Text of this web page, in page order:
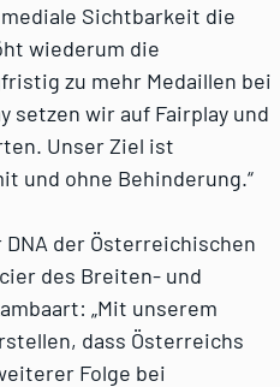
Sichtbarkeit die
wiederum die
zu mehr Medaillen bei
setzen wir auf Fairplay und
Unser Ziel ist
und ohne Behinderung.“
der Österreichischen
des Breiten- und
„Mit unserem
dass Österreichs
Folge bei